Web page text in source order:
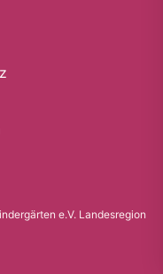
e.V. Landesregion